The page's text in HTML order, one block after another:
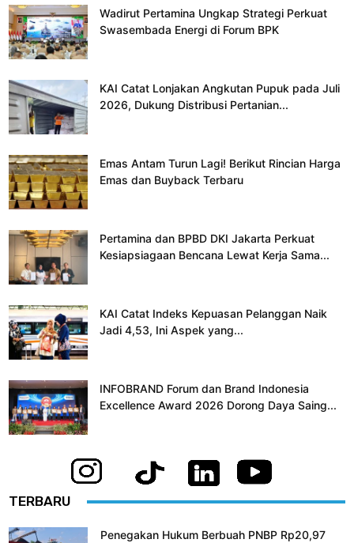
Wadirut Pertamina Ungkap Strategi Perkuat
Swasembada Energi di Forum BPK
KAI Catat Lonjakan Angkutan Pupuk pada Juli
2026, Dukung Distribusi Pertanian...
Emas Antam Turun Lagi! Berikut Rincian Harga
Emas dan Buyback Terbaru
Pertamina dan BPBD DKI Jakarta Perkuat
Kesiapsiagaan Bencana Lewat Kerja Sama...
KAI Catat Indeks Kepuasan Pelanggan Naik
Jadi 4,53, Ini Aspek yang...
INFOBRAND Forum dan Brand Indonesia
Excellence Award 2026 Dorong Daya Saing...
TERBARU
Penegakan Hukum Berbuah PNBP Rp20,97